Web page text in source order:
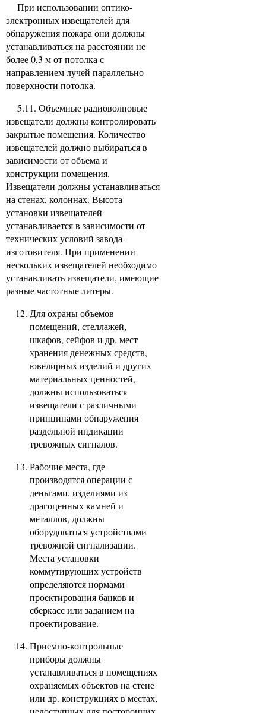
При использовании оптико-
электронных извещателей для
обнаружения пожара они должны
устанавливаться на расстоянии не
более 0,3 м от потолка с
направлением лучей параллельно
поверхности потолка.
5.11. Объемные радиоволновые
извещатели должны контролировать
закрытые помещения. Количество
извещателей должно выбираться в
зависимости от объема и
конструкции помещения.
Извещатели должны устанавливаться
на стенах, колоннах. Высота
установки извещателей
устанавливается в зависимости от
технических условий завода-
изготовителя. При применении
нескольких извещателей необходимо
устанавливать извещатели, имеющие
разные частотные литеры.
Для охраны объемов
помещений, стеллажей,
шкафов, сейфов и др. мест
хранения денежных средств,
ювелирных изделий и других
материальных ценностей,
должны использоваться
извещатели с различными
принципами обнаружения
раздельной индикации
тревожных сигналов.
Рабочие места, где
производятся операции с
деньгами, изделиями из
драгоценных камней и
металлов, должны
оборудоваться устройствами
тревожной сигнализации.
Места установки
коммутирующих устройств
определяются нормами
проектирования банков и
сберкасс или заданием на
проектирование.
Приемно-контрольные
приборы должны
устанавливаться в помещениях
охраняемых объектов на стене
или др. конструкциях в местах,